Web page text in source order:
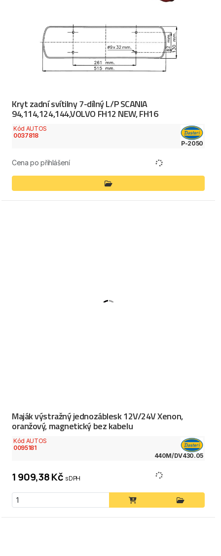
Kryt zadní svítilny 7-dílný L/P SCANIA
94,114,124,144,VOLVO FH12 NEW, FH16
Kód AUTOS
0037818
P-2050
Cena po přihlášení
Maják výstražný jednozáblesk 12V/24V Xenon,
oranžový, magnetický bez kabelu
Kód AUTOS
0095181
440M/DV430.05
1 909,38 Kč s DPH